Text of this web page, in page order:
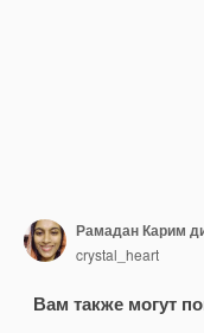
Рамадан Карим
crystal_heart
Вам также могут